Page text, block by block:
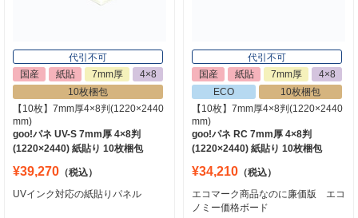
代引不可
国産
紙貼 7mm厚
4×8
10枚梱包
【10枚】7mm厚4×8判(1220×2440
mm)
goo!パネ UV-S 7mm厚 4×8判
(1220×2440) 紙貼り 10枚梱包
¥39,270 （税込）
UVインク対応の紙貼りパネル
代引不可
国産
紙貼 7mm厚
4×8
ECO
10枚梱包
【10枚】7mm厚4×8判(1220×2440
mm)
goo!パネ RC 7mm厚 4×8判
(1220×2440) 紙貼り 10枚梱包
¥34,210 （税込）
エコマーク商品なのに廉価版 エコ
ノミー価格ボード